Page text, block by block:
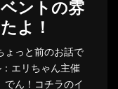
ントの雰
よ！
ょっと前のお話で
エリちゃん主催
でん！コチラのイ